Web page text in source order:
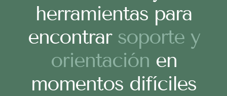
herramientas para
encontrar soporte y
orientación en
momentos difíciles